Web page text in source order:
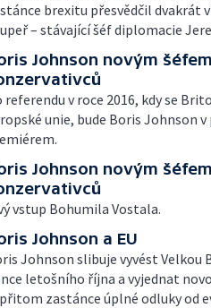
brexitu přesvědčil dvakrát
– stávající šéf diplomacie
Johnson novým
referendu v roce 2016, kdy se
unie, bude Boris Johnson
Johnson novým
vstup Bohumila Vostala.
Johnson a EU
Johnson slibuje vyvést Velkou
letošního října a vyjednat
zastánce úplné odluky od